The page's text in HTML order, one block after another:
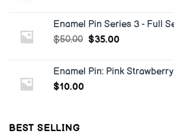
Enamel Pin Series 3 - Full
$50.00 $35.00
Enamel Pin: Pink
$10.00
BEST SELLING